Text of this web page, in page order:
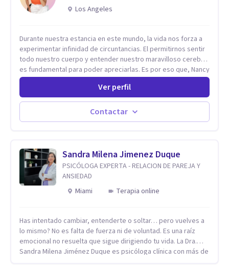
Los Angeles
Durante nuestra estancia en este mundo, la vida nos forza a
experimentar infinidad de circuntancias. El permitirnos sentir
todo nuestro cuerpo y entender nuestro maravilloso cerebro,
es fundamental para poder apreciarlas. Es por eso que, Nancy
Damian esta dispuesta a brindarte una mano amiga atravez de
herramientas fundamentales para crecer y fortalecer tu
mente, alma y SER. El cómo percibimos y manejamos
nuestros diarios sucesos es el detonator que nos lleva al
resultado de efectos impactantes que se nos quedaran
es derecho de toda la GENTE.
Ver perfil
Contactar
Sandra Milena Jimenez Duque
PSICÓLOGA EXPERTA - RELACION DE PAREJA Y
ANSIEDAD
Miami
Terapia online
Has intentado cambiar, entenderte o soltar… pero vuelves a
lo mismo? No es falta de fuerza ni de voluntad. Es una raíz
emocional no resuelta que sigue dirigiendo tu vida. La Dra.
Sandra Milena Jiménez Duque es psicóloga clínica con más de